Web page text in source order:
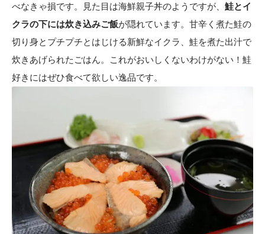
べなきゃ損です。見た目は海鮮親子丼のようですが、 鮭とイ
クラの下には炊き込みご飯が隠れています。甘辛く煮た鮭の
切り身とプチプチとはじける新鮮なイクラ、鮭を煮た出汁で
炊きあげられたごはん。これがおいしくないわけがない！鮭
好きにはぜひ食べて欲しい逸品です。